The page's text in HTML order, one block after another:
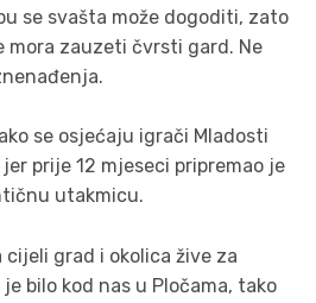
se svašta može dogoditi, zato
mora zauzeti čvrsti gard. Ne
se osjećaju igrači Mladosti
prije 12 mjeseci pripremao je
utakmicu.
grad i okolica žive za
bilo kod nas u Pločama, tako